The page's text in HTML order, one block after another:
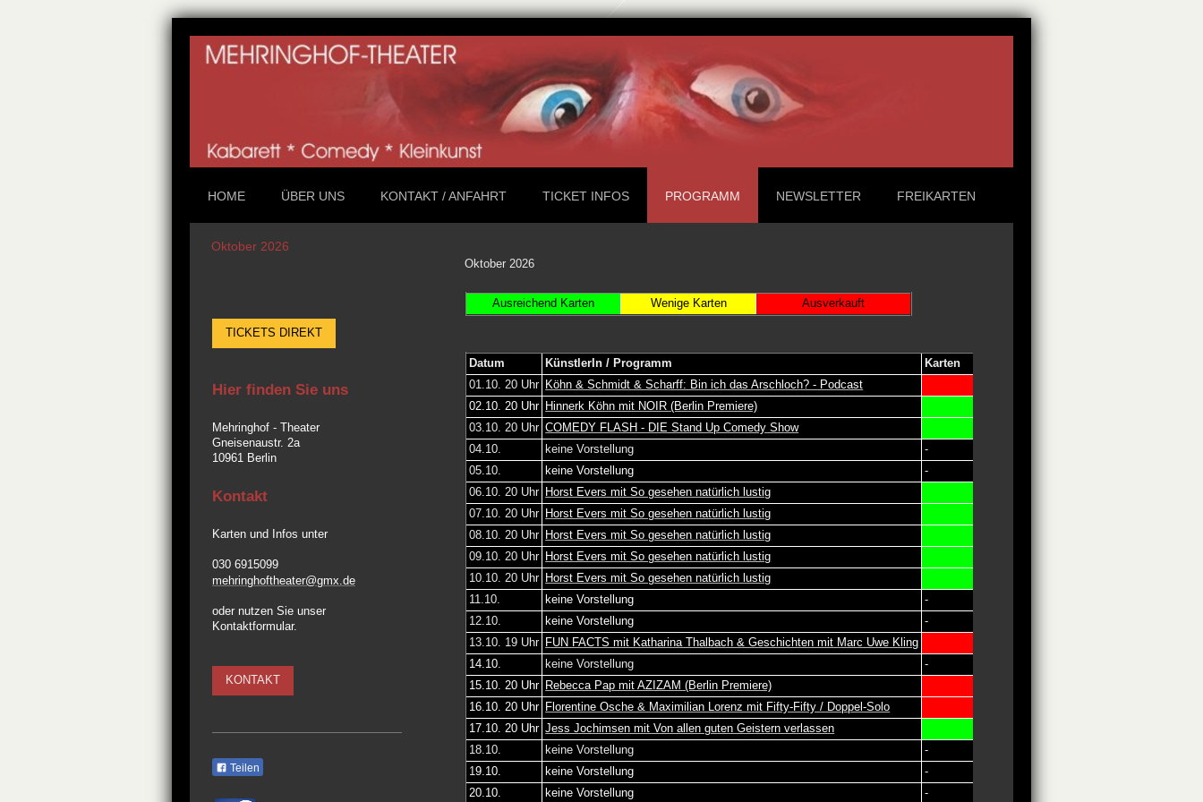
HOME ÜBER UNS KONTAKT / ANFAHRT TICKET INFOS PROGRAMM NEWSLETTER FREIKARTEN
Oktober 2026
Ausreichend Karten Wenige Karten Ausverkauft
Datum KünstlerIn / Programm
Karten
01.10. 20 Uhr
Köhn & Schmidt & Scharff: Bin ich das Arschloch? - Podcast
02.10. 20 Uhr
Hinnerk Köhn mit NOIR (Berlin Premiere)
03.10. 20 Uhr COMEDY FLASH - DIE Stand Up Comedy Show
04.10.
keine Vorstellung
-
05.10.
keine Vorstellung
-
06.10. 20 Uhr
Horst Evers mit So gesehen natürlich lustig
07.10. 20 Uhr
Horst Evers mit So gesehen natürlich lustig
08.10. 20 Uhr
Horst Evers mit So gesehen natürlich lustig
09.10. 20 Uhr
Horst Evers mit So gesehen natürlich lustig
10.10. 20 Uhr
Horst Evers mit So gesehen natürlich lustig
11.10.
keine Vorstellung
-
12.10.
keine Vorstellung
-
13.10. 19 Uhr
FUN FACTS mit Katharina Thalbach & Geschichten mit Marc Uwe Kling
14.10.
keine Vorstellung
-
15.10. 20 Uhr
Rebecca Pap mit AZIZAM (Berlin Premiere)
16.10. 20 Uhr
Florentine Osche & Maximilian Lorenz mit Fifty-Fifty / Doppel-Solo
17.10. 20 Uhr Jess Jochimsen mit Von allen guten Geistern verlassen
18.10.
keine Vorstellung
-
19.10. keine Vorstellung
-
20.10.
keine Vorstellung -
Oktober 2026
TICKETS DIREKT
Hier finden Sie uns
Mehringhof - Theater
Gneisenaustr. 2a
10961
Berlin
Kontakt
Karten und Infos unter
030 6915099
mehringhoftheater@gmx.de
oder nutzen Sie unser
Kontaktformular.
KONTAKT
Teilen